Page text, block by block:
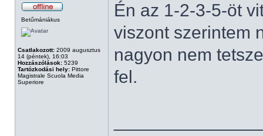
Betűmániákus
Csatlakozott: 2009 augusztus
14 (péntek), 16:03
Hozzászólások: 5239
Tartózkodási hely: Pittore
Magistrale Scuola Media
Superiore
Én az 1-2-3-5-öt
viszont szerintem
nagyon nem
fel.